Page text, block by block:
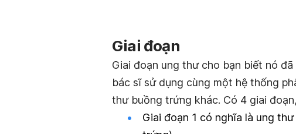
Giai đoạn
Giai đoạn ung thư cho bạn biết nó
bác sĩ sử dụng cùng một hệ thống
thư buồng trứng khác. Có 4 giai
Giai đoạn 1 có nghĩa là ung